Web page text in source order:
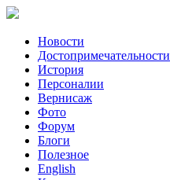
Новости
Достопримечательности
История
Персоналии
Вернисаж
Фото
Форум
Блоги
Полезное
English